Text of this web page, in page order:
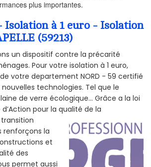
plus importantes.
Isolation à 1 euro - Isolation
(59213)
un dispositif contre la précarité
Pour votre isolation à 1 euro,
votre departement NORD - 59 certifié
nouvelles technologies. Tel que le
de verre écologique... Grâce a la loi
d’Action pour la qualité de la
transition
renforçons la
et
des
permet aussi